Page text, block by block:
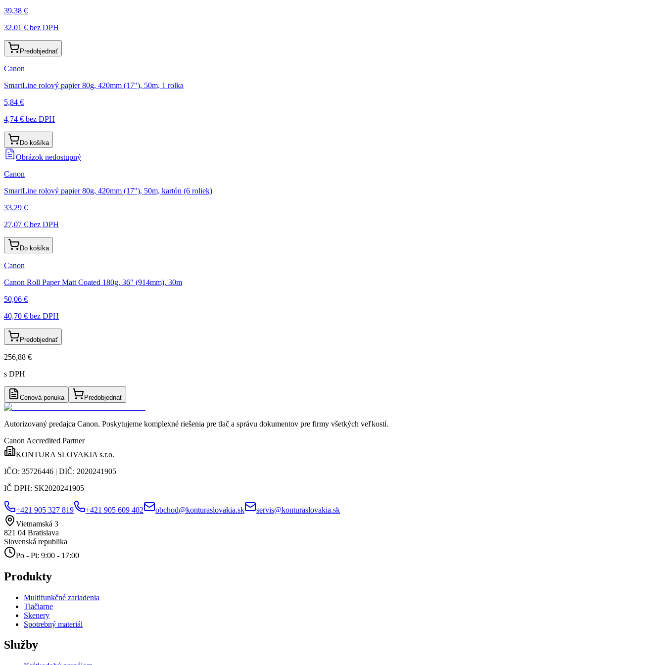
39,38 €
32,01 € bez DPH
Predobjednať
Canon
SmartLine rolový papier 80g, 420mm (17"), 50m, 1 rolka
5,84 €
4,74 € bez DPH
Do košíka
Obrázok nedostupný
Canon
SmartLine rolový papier 80g, 420mm (17"), 50m, kartón (6 roliek)
33,29 €
27,07 € bez DPH
Do košíka
Canon
Canon Roll Paper Matt Coated 180g, 36" (914mm), 30m
50,06 €
40,70 € bez DPH
Predobjednať
256,88 €
s DPH
Cenová ponuka Predobjednať
Autorizovaný predajca Canon. Poskytujeme komplexné riešenia pre tlač a správu dokumentov pre firmy všetkých veľkostí.
Canon Accredited Partner
KONTURA SLOVAKIA s.r.o.
IČO: 35726446 | DIČ: 2020241905
IČ DPH: SK2020241905
+421 905 327 819 +421 905 609 402 obchod@konturaslovakia.sk
servis@konturaslovakia.sk
Vietnamská 3
821 04 Bratislava
Slovenská republika
Po - Pi: 9:00 - 17:00
Produkty
Multifunkčné zariadenia
Tlačiarne
Skenery
Spotrebný materiál
Služby